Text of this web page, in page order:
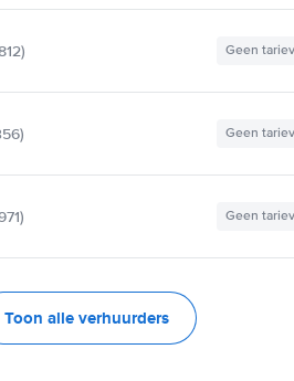
Geen
Geen
Geen
Toon alle verhuurders